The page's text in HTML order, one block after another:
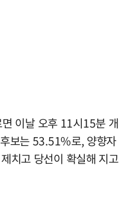
이날 오후 11시15분 개
보는 53.51%로, 양향자
치고 당선이 확실해 지고